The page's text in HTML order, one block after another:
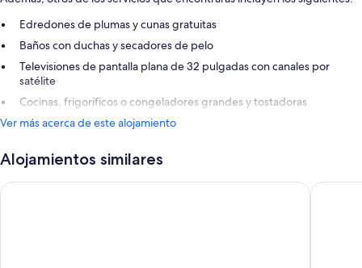
Edredones de plumas y cunas gratuitas
Baños con duchas y secadores de pelo
Televisiones de pantalla plana de 32 pulgadas con canales por
satélite
Cocinas, frigoríficos o congeladores grandes y tostadoras
Ver más acerca de este alojamiento
Alojamientos similares
Flamingo Beach Mate